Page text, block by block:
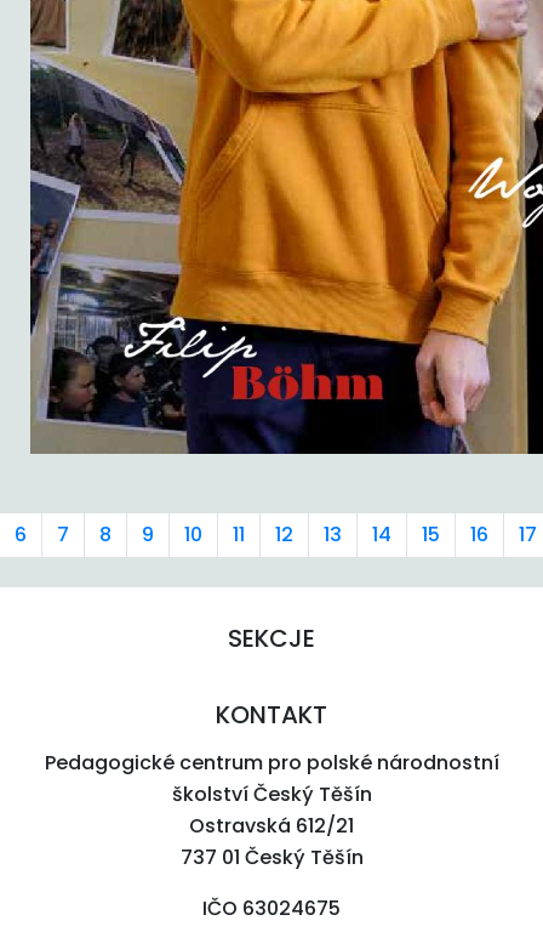
6 7 8 9 10 11 12 13 14 15 16 17
SEKCJE
KONTAKT
Pedagogické centrum pro polské národnostní
školství Český Těšín
Ostravská 612/21
737 01 Český Těšín
IČO 63024675